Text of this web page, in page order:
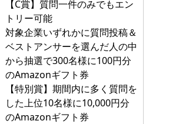
【C賞】質問一件のみでもエン
トリー可能
対象企業いずれかに質問投稿＆
ベストアンサーを選んだ人の中
から抽選で300名様に100円分
のAmazonギフト券
【特別賞】期間内に多く質問を
した上位10名様に10,000円分
のAmazonギフト券